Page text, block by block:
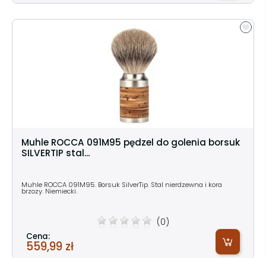
Muhle ROCCA 091M95 pędzel do golenia borsuk
SILVERTIP stal...
Muhle ROCCA 091M95. Borsuk SilverTip. Stal nierdzewna i kora
brzozy. Niemiecki.
(0)
Cena:
559,99 zł